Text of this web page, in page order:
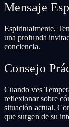
Mensaje
Espiritualmente,
una profunda
conciencia.
Consejo
Cuando ves
reflexionar sobre
situación actual.
que surgen de su